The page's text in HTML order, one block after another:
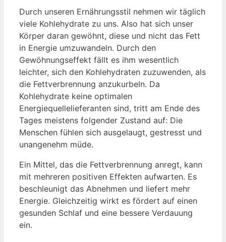
Durch unseren Ernährungsstil nehmen wir täglich
viele Kohlehydrate zu uns. Also hat sich unser
Körper daran gewöhnt, diese und nicht das Fett
in Energie umzuwandeln. Durch den
Gewöhnungseffekt fällt es ihm wesentlich
leichter, sich den Kohlehydraten zuzuwenden, als
die Fettverbrennung anzukurbeln. Da
Kohlehydrate keine optimalen
Energiequellelieferanten sind, tritt am Ende des
Tages meistens folgender Zustand auf: Die
Menschen fühlen sich ausgelaugt, gestresst und
unangenehm müde.
Ein Mittel, das die Fettverbrennung anregt, kann
mit mehreren positiven Effekten aufwarten. Es
beschleunigt das Abnehmen und liefert mehr
Energie. Gleichzeitig wirkt es fördert auf einen
gesunden Schlaf und eine bessere Verdauung
ein.